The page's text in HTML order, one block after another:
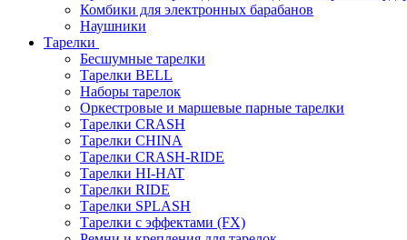
Комбики для электронных барабанов
Наушники
Тарелки
Бесшумные тарелки
Тарелки BELL
Наборы тарелок
Оркестровые и маршевые парные тарелки
Тарелки CRASH
Тарелки CHINA
Тарелки CRASH-RIDE
Тарелки HI-HAT
Тарелки RIDE
Тарелки SPLASH
Тарелки с эффектами (FX)